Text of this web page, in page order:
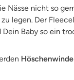
Nässe nicht so
legen. Der
Baby so ein